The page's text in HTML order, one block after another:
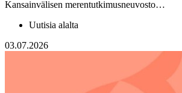
Kansainvälisen merentutkimusneuvosto…
Uutisia alalta
03.07.2026